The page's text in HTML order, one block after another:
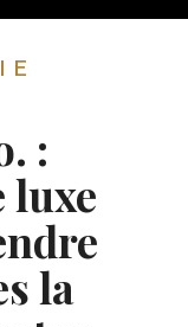
:
luxe
la